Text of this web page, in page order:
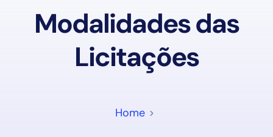
Modalidades das
Licitações
Home